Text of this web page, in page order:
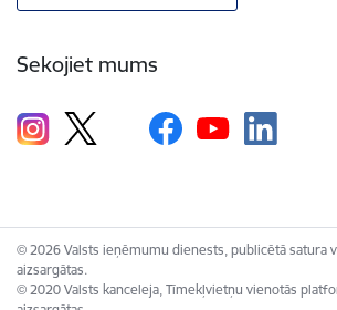
Sekojiet mums
© 2026 Valsts ieņēmumu dienests, publicētā satura
aizsargātas.
© 2020 Valsts kanceleja, Tīmekļvietņu vienotās